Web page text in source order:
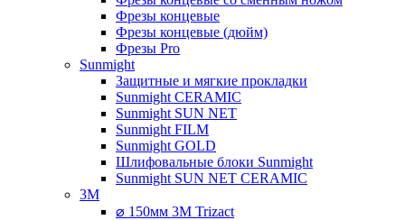
Фрезы концевые
Фрезы концевые (дюйм)
Фрезы Pro
Sunmight
Защитные и мягкие прокладки
Sunmight CERAMIC
Sunmight SUN NET
Sunmight FILM
Sunmight GOLD
Шлифовальные блоки Sunmight
Sunmight SUN NET CERAMIC
3M
⌀ 150мм 3M Trizact